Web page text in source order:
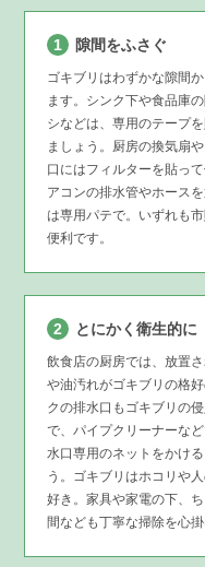
1 隙間をふさぐ
ゴキブリはわずかな隙間
ます。シンク下や食品庫
シなどは、専用のテープ
ましょう。厨房の換気扇
口にはフィルターを貼っ
アコンの排水管やホース
は専用パテで。いずれも
便利です。
2 とにかく衛生的に
飲食店の厨房では、放置
や油汚れがゴキブリの格
クの排水口もゴキブリの
で、パイプクリーナーな
水口専用のネットをかけ
う。ゴキブリはホコリや
好き。家具や家電の下、
間なども丁寧な掃除を心掛